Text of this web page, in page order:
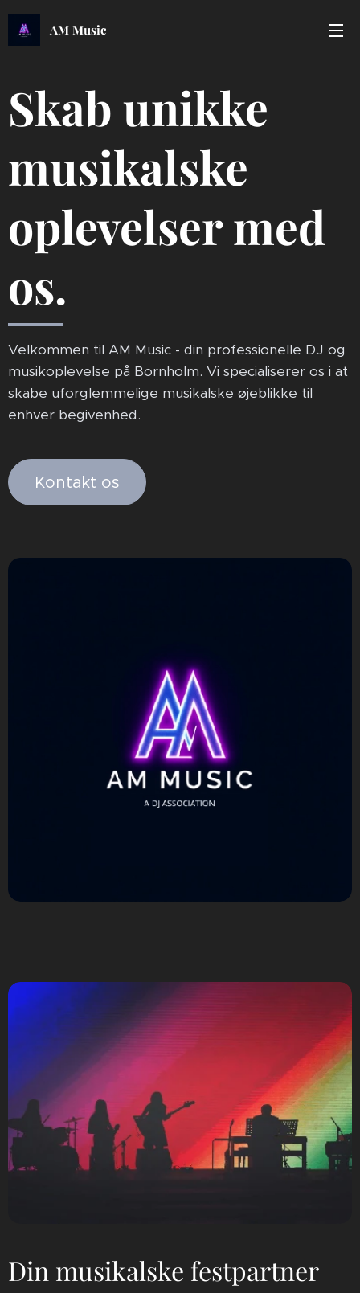
AM Music
Skab unikke
musikalske
oplevelser med
os.
Velkommen til AM Music - din professionelle DJ og
musikoplevelse på Bornholm. Vi specialiserer os i at
skabe uforglemmelige musikalske øjeblikke til
enhver begivenhed.
Kontakt os
Din musikalske festpartner